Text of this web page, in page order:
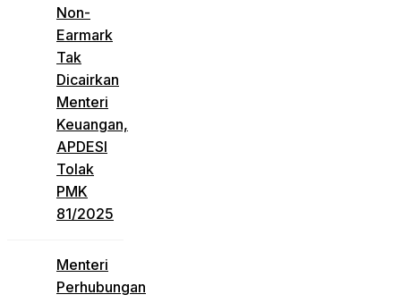
Non-
Earmark
Tak
Dicairkan
Menteri
Keuangan,
APDESI
Tolak
PMK
81/2025
Menteri
Perhubungan